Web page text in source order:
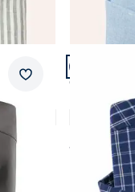
Merkzettel
Artikel 17
Passform
Comfort Fit
ab € 64,99